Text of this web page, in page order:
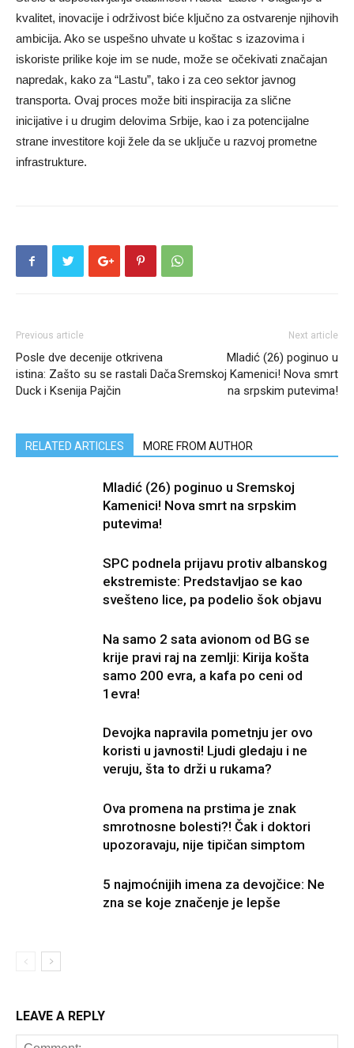
kvalitet, inovacije i održivost biće ključno za ostvarenje njihovih
ambicija. Ako se uspešno uhvate u koštac s izazovima i
iskoriste prilike koje im se nude, može se očekivati značajan
napredak, kako za “Lastu”, tako i za ceo sektor javnog
transporta. Ovaj proces može biti inspiracija za slične
inicijative i u drugim delovima Srbije, kao i za potencijalne
strane investitore koji žele da se uključe u razvoj prometne
infrastrukture.
Previous article
Posle dve decenije otkrivena
istina: Zašto su se rastali Dača
Duck i Ksenija Pajčin
Next article
Mladić (26) poginuo u
Sremskoj Kamenici! Nova smrt
na srpskim putevima!
RELATED ARTICLES MORE FROM AUTHOR
Mladić (26) poginuo u Sremskoj
Kamenici! Nova smrt na srpskim
putevima!
SPC podnela prijavu protiv albanskog
ekstremiste: Predstavljao se kao
svešteno lice, pa podelio šok objavu
Na samo 2 sata avionom od BG se
krije pravi raj na zemlji: Kirija košta
samo 200 evra, a kafa po ceni od
1evra!
Devojka napravila pometnju jer ovo
koristi u javnosti! Ljudi gledaju i ne
veruju, šta to drži u rukama?
Ova promena na prstima je znak
smrotnosne bolesti?! Čak i doktori
upozoravaju, nije tipičan simptom
5 najmoćnijih imena za devojčice: Ne
zna se koje značenje je lepše
LEAVE A REPLY